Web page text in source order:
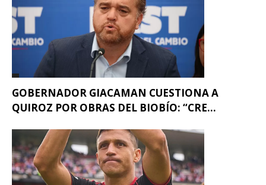
GOBERNADOR GIACAMAN CUESTIONA A
QUIROZ POR OBRAS DEL BIOBÍO: “CRE...